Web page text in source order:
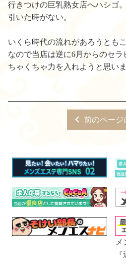
行きつけの巨乳熟女店へハシゴ
引いた時がない。
いくら時代の流れがあろうとも
なので当店は逆に6月からのセ
ちゃくちゃ力を入れようと思いま
前のページ